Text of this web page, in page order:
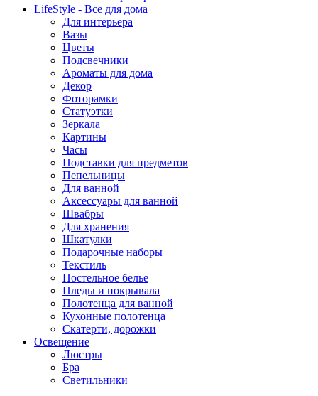
LifeStyle - Все для дома
Для интерьера
Вазы
Цветы
Подсвечники
Ароматы для дома
Декор
Фоторамки
Статуэтки
Зеркала
Картины
Часы
Подставки для предметов
Пепельницы
Для ванной
Аксессуары для ванной
Швабры
Для хранения
Шкатулки
Подарочные наборы
Текстиль
Постельное белье
Пледы и покрывала
Полотенца для ванной
Кухонные полотенца
Скатерти, дорожки
Освещение
Люстры
Бра
Светильники